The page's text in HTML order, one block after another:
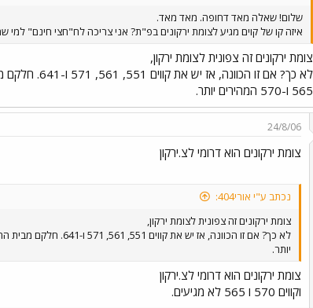
שלום! שאלה מאד דחופה. מאד מאד.
איזה קו של קוים מגיע לצומת ירקונים בפ"ת? אני צריכה לח"חצי חינם" למי
צומת ירקונים זה צפונית לצומת ירקון,
לא כך? אם
565 ו-570 המהירים יותר.
24/8/06
צומת ירקונים הוא דרומי לצ.ירקון
נכתב ע"י אורי404:
צומת ירקונים זה צפונית לצומת ירקון,
יותר.
צומת ירקונים הוא דרומי לצ.ירקון
וקווים 570 ו 565 לא מגיעים.